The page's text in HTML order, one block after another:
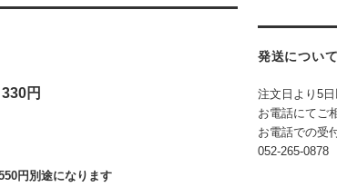
円
円別途になります
発送について
注文日より5
お電話にてご
お電話での受
052-265-0878